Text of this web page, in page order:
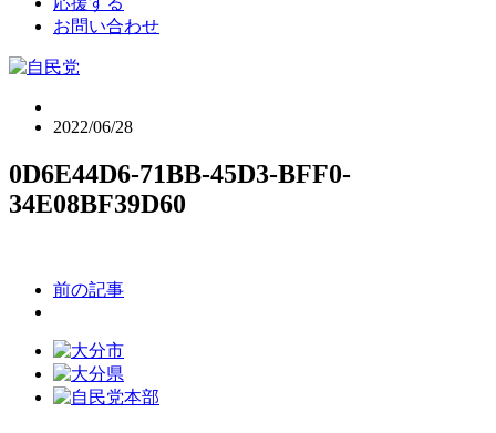
お問い合わせ
2022/06/28
0D6E44D6-71BB-45D3-BFF0-
34E08BF39D60
前の記事